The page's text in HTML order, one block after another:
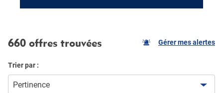
660 offres trouvées Gérer mes alertes
Trier par :
Pertinence